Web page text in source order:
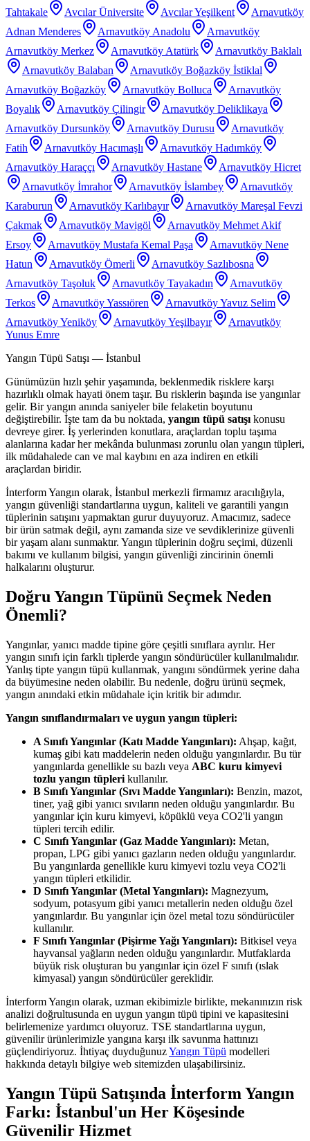
Tahtakale Avcılar Üniversite Avcılar Yeşilkent
Arnavutköy
Adnan Menderes
Arnavutköy Anadolu
Arnavutköy
Arnavutköy Merkez
Arnavutköy Atatürk
Arnavutköy Baklalı
Arnavutköy Balaban
Arnavutköy Boğazköy İstiklal
Arnavutköy Boğazköy
Arnavutköy Bolluca
Arnavutköy
Boyalık
Arnavutköy Çilingir
Arnavutköy Deliklikaya
Arnavutköy Dursunköy
Arnavutköy Durusu
Arnavutköy
Fatih
Arnavutköy Hacımaşlı
Arnavutköy Hadımköy
Arnavutköy Haraççı
Arnavutköy Hastane
Arnavutköy Hicret
Arnavutköy İmrahor
Arnavutköy İslambey
Arnavutköy
Karaburun
Arnavutköy Karlıbayır
Arnavutköy Mareşal Fevzi
Çakmak
Arnavutköy Mavigöl
Arnavutköy Mehmet Akif
Ersoy
Arnavutköy Mustafa Kemal Paşa
Arnavutköy Nene
Hatun
Arnavutköy Ömerli
Arnavutköy Sazlıbosna
Arnavutköy Taşoluk
Arnavutköy Tayakadın
Arnavutköy
Terkos
Arnavutköy Yassıören
Arnavutköy Yavuz Selim
Arnavutköy Yeniköy
Arnavutköy Yeşilbayır
Arnavutköy
Yunus Emre
Yangın Tüpü Satışı — İstanbul
Günümüzün hızlı şehir yaşamında, beklenmedik risklere karşı
hazırlıklı olmak hayati önem taşır. Bu risklerin başında ise yangınlar
gelir. Bir yangın anında saniyeler bile felaketin boyutunu
değiştirebilir. İşte tam da bu noktada, yangın tüpü satışıkonusu
devreye girer. İş yerlerinden konutlara, araçlardan toplu taşıma
alanlarına kadar her mekânda bulunması zorunlu olan yangın tüpleri,
ilk müdahalede can ve mal kaybını en aza indiren en etkili
araçlardan biridir.
İnterform Yangın olarak, İstanbul merkezli firmamız aracılığıyla,
yangın güvenliği standartlarına uygun, kaliteli ve garantili yangın
tüplerinin satışını yapmaktan gurur duyuyoruz. Amacımız, sadece
bir ürün satmak değil, aynı zamanda size ve sevdiklerinize güvenli
bir yaşam alanı sunmaktır. Yangın tüplerinin doğru seçimi, düzenli
bakımı ve kullanım bilgisi, yangın güvenliği zincirinin önemli
halkalarını oluşturur.
Doğru Yangın Tüpünü Seçmek Neden
Önemli?
Yangınlar, yanıcı madde tipine göre çeşitli sınıflara ayrılır. Her
yangın sınıfı için farklı tiplerde yangın söndürücüler kullanılmalıdır.
Yanlış tipte yangın tüpü kullanmak, yangını söndürmek yerine daha
da büyümesine neden olabilir. Bu nedenle, doğru ürünü seçmek,
yangın anındaki etkin müdahale için kritik bir adımdır.
Yangın sınıflandırmaları ve uygun yangın tüpleri:
A Sınıfı Yangınlar (Katı Madde Yangınları): Ahşap, kağıt,
kumaş gibi katı maddelerin neden olduğu yangınlardır. Bu tür
yangınlarda genellikle su bazlı veya ABC kuru kimyevi
tozlu yangın tüpleri kullanılır.
B Sınıfı Yangınlar (Sıvı Madde Yangınları): Benzin, mazot,
tiner, yağ gibi yanıcı sıvıların neden olduğu yangınlardır. Bu
yangınlar için kuru kimyevi, köpüklü veya CO2'li yangın
tüpleri tercih edilir.
C Sınıfı Yangınlar (Gaz Madde Yangınları): Metan,
propan, LPG gibi yanıcı gazların neden olduğu yangınlardır.
Bu yangınlarda genellikle kuru kimyevi tozlu veya CO2'li
yangın tüpleri etkilidir.
D Sınıfı Yangınlar (Metal Yangınları): Magnezyum,
sodyum, potasyum gibi yanıcı metallerin neden olduğu özel
yangınlardır. Bu yangınlar için özel metal tozu söndürücüler
kullanılır.
F Sınıfı Yangınlar (Pişirme Yağı Yangınları): Bitkisel veya
hayvansal yağların neden olduğu yangınlardır. Mutfaklarda
büyük risk oluşturan bu yangınlar için özel F sınıfı (ıslak
kimyasal) yangın söndürücüler gereklidir.
İnterform Yangın olarak, uzman ekibimizle birlikte, mekanınızın risk
analizi doğrultusunda en uygun yangın tüpü tipini ve kapasitesini
belirlemenize yardımcı oluyoruz. TSE standartlarına uygun,
güvenilir ürünlerimizle yangına karşı ilk savunma hattınızı
güçlendiriyoruz. İhtiyaç duyduğunuzYangın Tüpü modelleri
hakkında detaylı bilgiye web sitemizden ulaşabilirsiniz.
Yangın Tüpü Satışında İnterform Yangın
Farkı: İstanbul'un Her Köşesinde
Güvenilir Hizmet